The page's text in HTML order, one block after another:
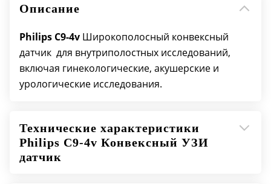
Описание
Philips C9-4v Широкополосный конвексный
датчик для внутриполостных исследований,
включая гинекологические, акушерские и
урологические исследования.
Технические характеристики
Philips C9-4v Конвексный УЗИ
датчик